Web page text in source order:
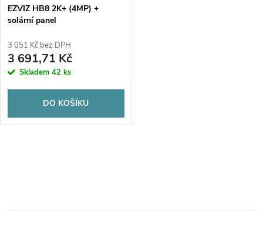
EZVIZ HB8 2K+ (4MP) +
solární panel
3 051 Kč bez DPH
3 691,71 Kč
Skladem 42 ks
DO KOŠÍKU
l